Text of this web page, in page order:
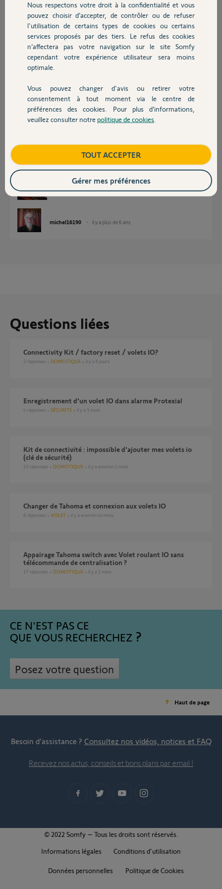
Chauffage
Autres produits
Devis avec un pro
Contact
Pascal R.
il y a plus de 6 ans
Participer au fil de discussion
Réponses
Bonjour Pascal
Elle s'effectue uniquement avec les boutons "PROG"
michel16190 il y a plus de 6 ans
Questions liées
Connectivity Kit / factory reset / volets IO?
2 réponses DOMOTIQUE il y a 6 jours
Enregistrement d'un volet IO dans alarme Protexial
4 réponses SÉCURITÉ il y a 3 mois
Kit de connectivité : impossible d'ajouter mes volets io
(clé de sécurité)
23 réponses DOMOTIQUE il y a environ 2 mois
Changer de Tahoma et connexion aux volets IO
6 réponses VOLET il y a environ un mois
Appairage Tahoma switch avec Volet roulant IO sans
télécommande de centralisation ?
17 réponses DOMOTIQUE il y a 2 mois
CE N'EST PAS CE
QUE VOUS RECHERCHEZ
Posez votre question
Haut de page
Besoin d’assistance ? Consultez nos vidéos, notices et FAQ
Recevez nos actus, conseils et bons plans par email !
© 2022 Somfy – Tous les droits sont réservés.
Informations légales
Conditions d'utilisation
Données personnelles Politique de Cookies
Nous respectons votre droit à la confidentialité et vous
pouvez choisir d’accepter, de contrôler ou de refuser
l'utilisation de certains types de cookies ou certains
services proposés par des tiers. Le refus des cookies
n’affectera pas votre navigation sur le site Somfy
cependant votre expérience utilisateur sera moins
optimale.
Vous pouvez changer d'avis ou retirer votre
consentement à tout moment via le centre de
préférences des cookies. Pour plus d’informations,
veuillez consulter notre politique de cookies
TOUT ACCEPTER
Gérer mes préférences